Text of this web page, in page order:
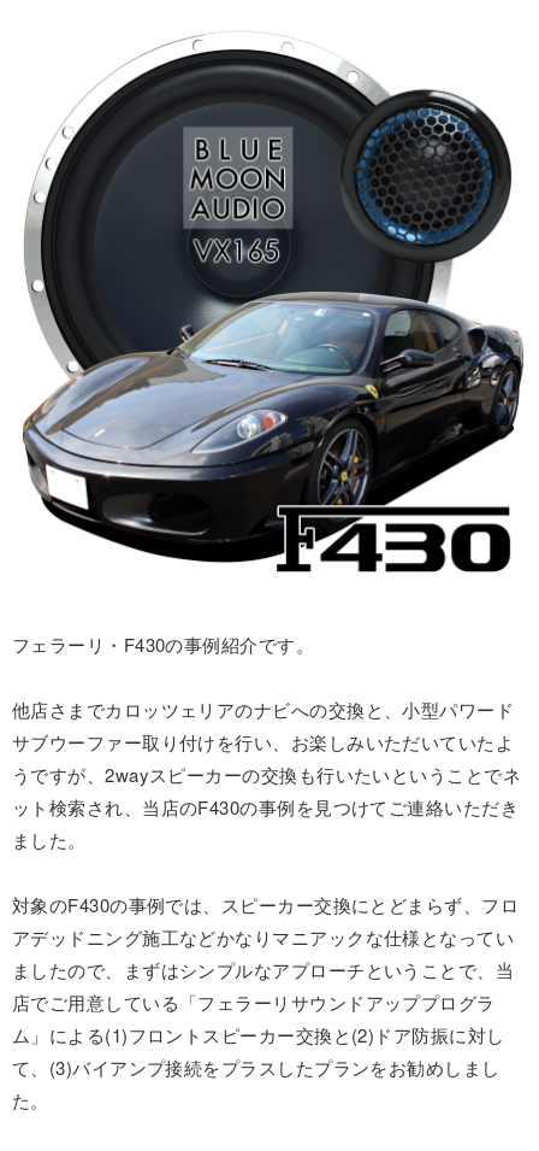
フェラーリ・F430の事例紹介です。
他店さまでカロッツェリアのナビへの交換と、小型パワード
サブウーファー取り付けを行い、お楽しみいただいていたよ
うですが、2wayスピーカーの交換も行いたいということでネ
ット検索され、当店のF430の事例を見つけてご連絡いただき
ました。
対象のF430の事例では、スピーカー交換にとどまらず、フロ
アデッドニング施工などかなりマニアックな仕様となってい
ましたので、まずはシンプルなアプローチということで、当
店でご用意している「フェラーリサウンドアッププログラ
ム」による(1)フロントスピーカー交換と(2)ドア防振に対し
て、(3)バイアンプ接続をプラスしたプランをお勧めしまし
た。